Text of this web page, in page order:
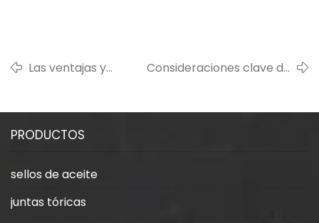
Las ventajas y
material más
Consideraciones clave de
PRODUCTOS
sellos de aceite
juntas tóricas